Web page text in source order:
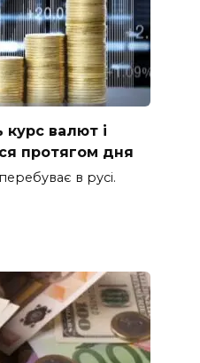
курс валют і
протягом дня
в русі.